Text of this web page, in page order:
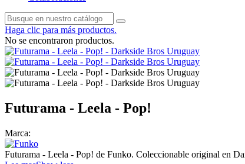
Haga clic para más productos.
No se encontraron productos.
Futurama - Leela - Pop!
Marca:
Futurama - Leela - Pop! de Funko. Coleccionable original en